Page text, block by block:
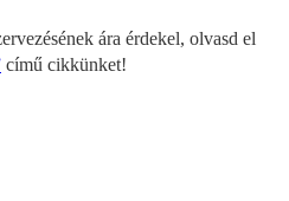
ára érdekel, olvasd el
című cikkünket!